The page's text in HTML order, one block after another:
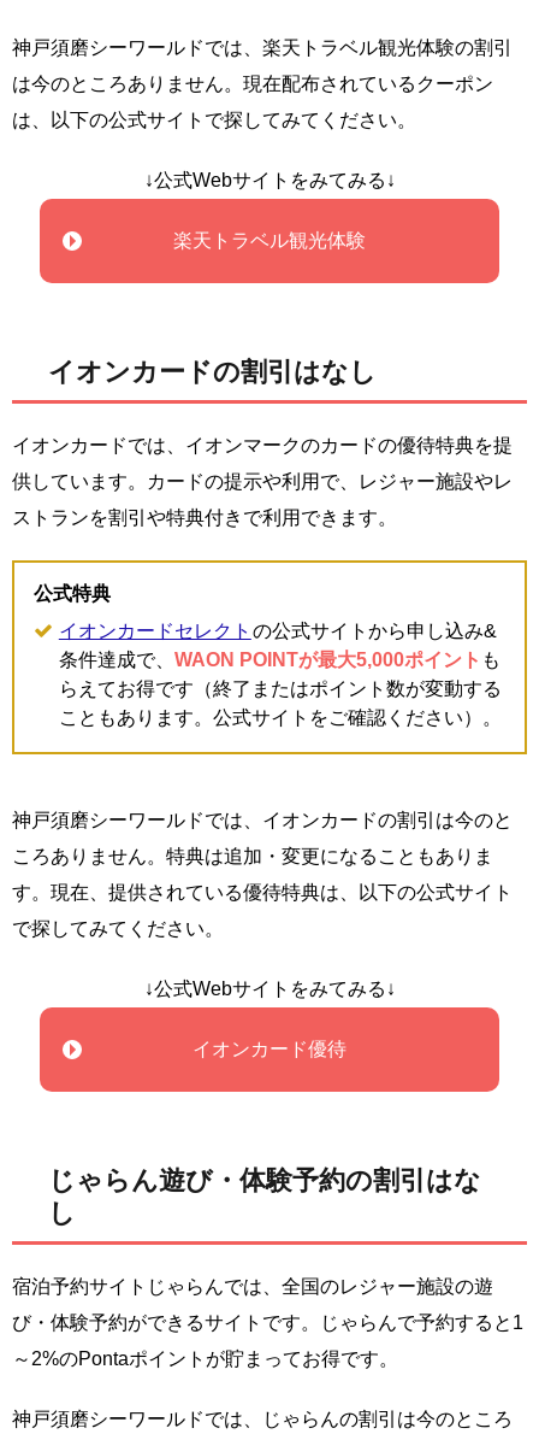
神戸須磨シーワールドでは、楽天トラベル観光体験の割引
は今のところありません。現在配布されているクーポン
は、以下の公式サイトで探してみてください。
↓公式Webサイトをみてみる↓
楽天トラベル観光体験
イオンカードの割引はなし
イオンカードでは、イオンマークのカードの優待特典を提
供しています。カードの提示や利用で、レジャー施設やレ
ストランを割引や特典付きで利用できます。
公式特典
イオンカードセレクト の公式サイトから申し込み&
条件達成で、 WAON POINTが最大5,000ポイント も
らえてお得です（終了またはポイント数が変動する
こともあります。公式サイトをご確認ください）。
神戸須磨シーワールドでは、イオンカードの割引は今のと
ころありません。特典は追加・変更になることもありま
す。現在、提供されている優待特典は、以下の公式サイト
で探してみてください。
↓公式Webサイトをみてみる↓
イオンカード優待
じゃらん遊び・体験予約の割引はな
し
宿泊予約サイトじゃらんでは、全国のレジャー施設の遊
び・体験予約ができるサイトです。じゃらんで予約すると1
～2%のPontaポイントが貯まってお得です。
神戸須磨シーワールドでは、じゃらんの割引は今のところ